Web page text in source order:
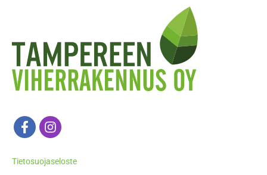
Tietosuojaseloste